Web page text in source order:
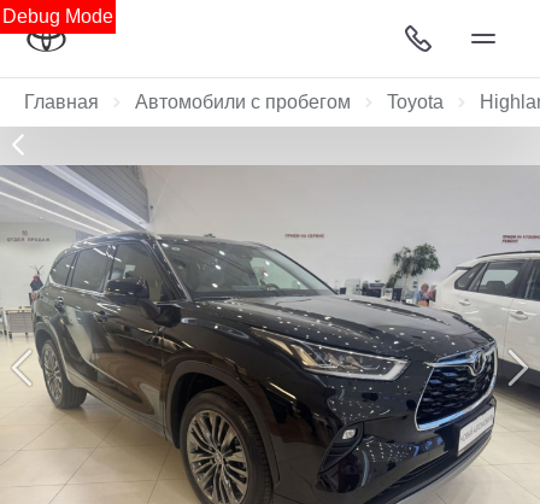
Debug Mode
Главная Автомобили с пробегом Toyota